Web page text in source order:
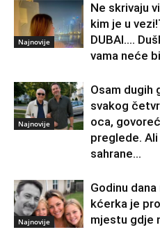
Najnovije
Ne skrivaju
kim je u
DUBAI….
vama neće
Najnovije
Osam dugih
svakog
oca,
preglede.
sahrane...
Najnovije
Godinu
kćerka je
mjestu gdje